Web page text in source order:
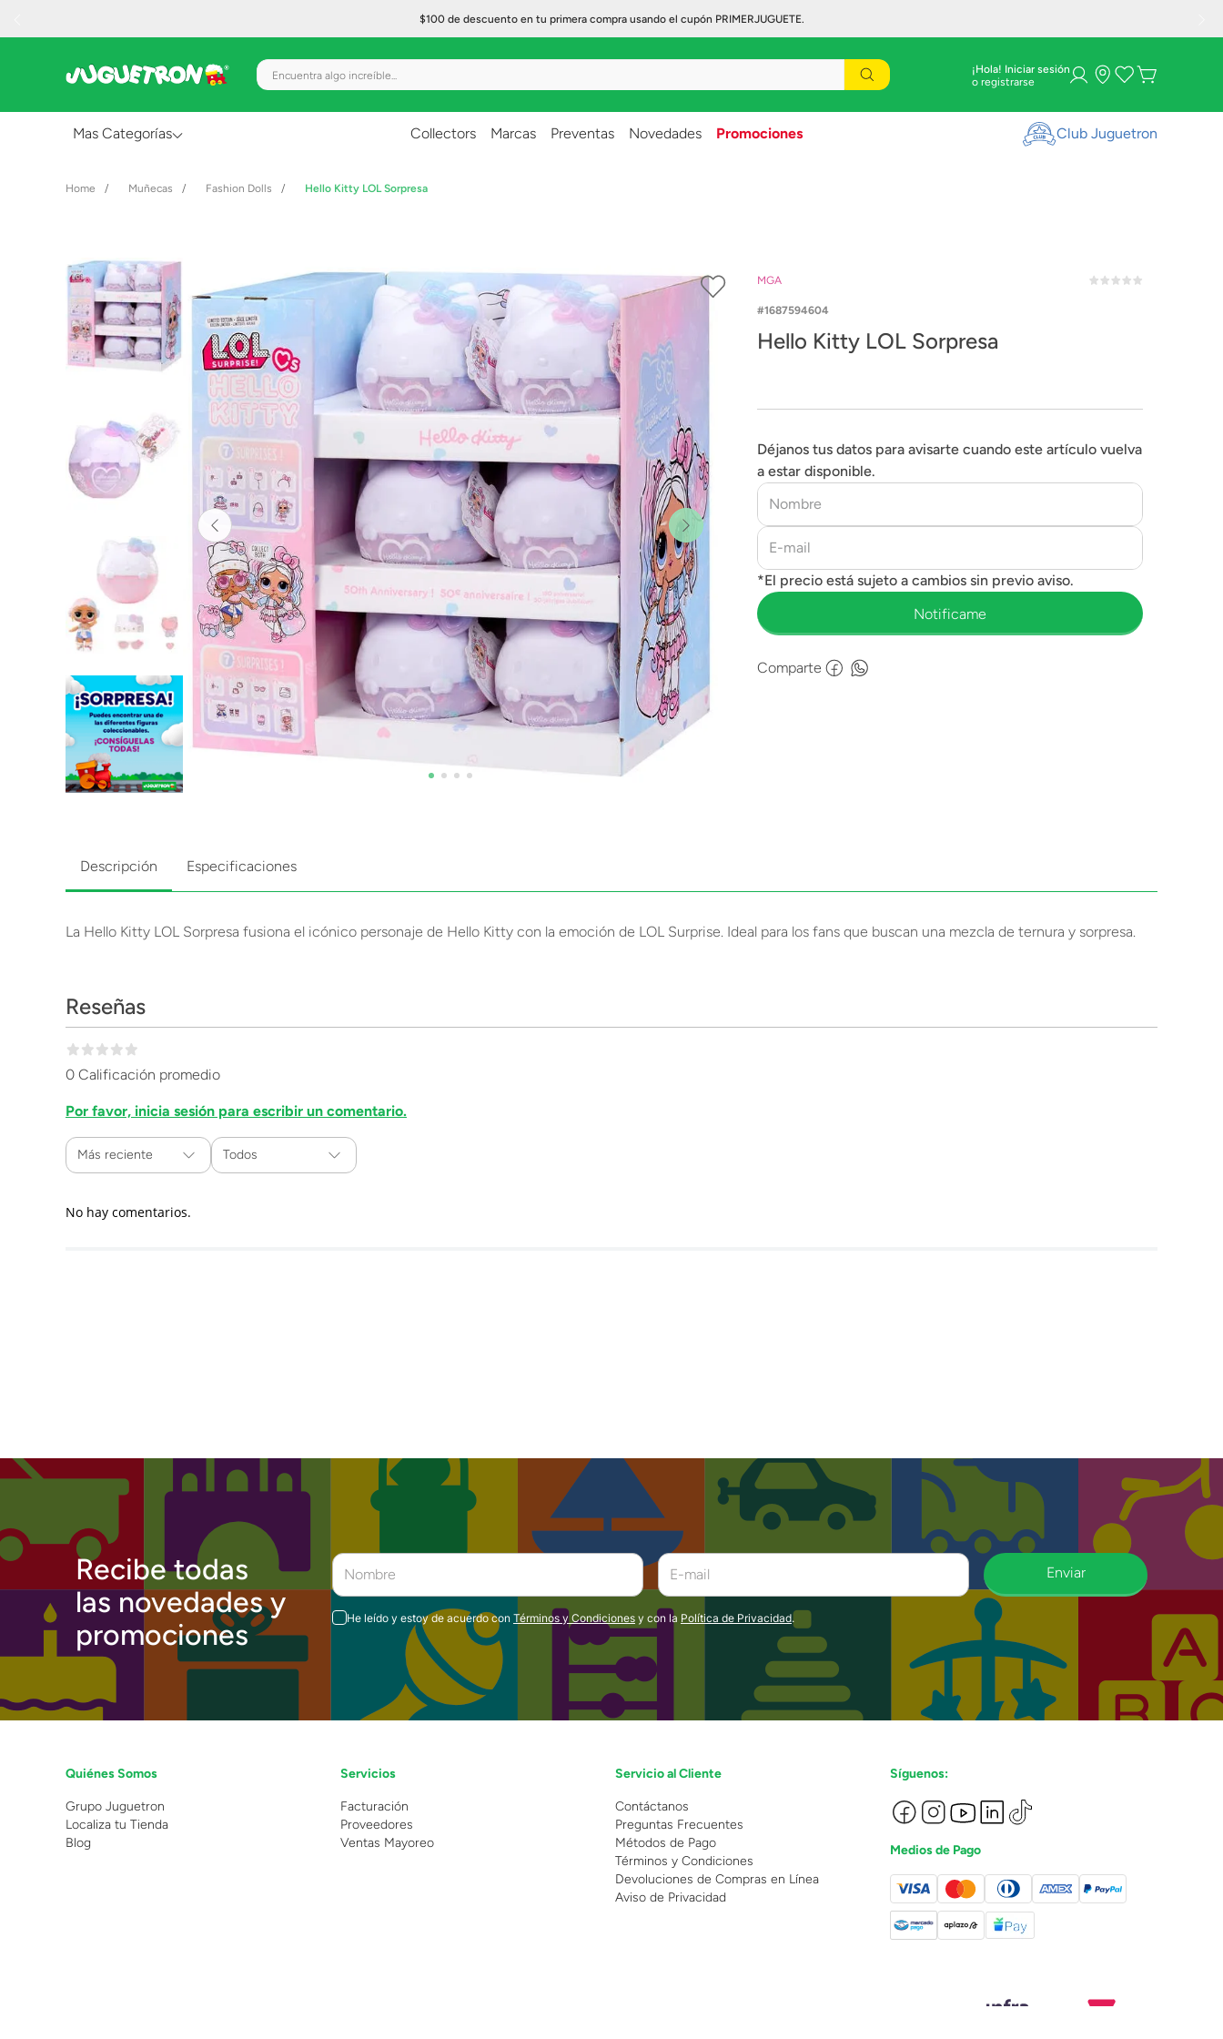
$100 de descuento en tu primera compra usando el cupón PRIMERJUGUETE.
Encuentra algo increíble... ¡Hola! Iniciar sesión
Mas Categorías
Creatividad y Arte
Figuras de Acción
Gadgets y Electrónicos
Lanzadores
Muñecas
Construcción
Peluches
Vehículos y Pistas
Collectors Marcas Preventas Novedades Promociones Club Juguetron
Muñecas Fashion Dolls Hello Kitty LOL Sorpresa
MGA
1687594604
Hello Kitty LOL Sorpresa
Déjanos tus datos para avisarte cuando este artículo vuelva
a estar disponible.
Comparte
Descripción Especificaciones
La Hello Kitty LOL Sorpresa fusiona el icónico personaje de Hello Kitty con la emoción de LOL Surprise. Ideal para los fans que buscan una mezcla de ternura y sorpresa.
Reseñas
0 Calificación promedio
Por favor, inicia sesión para escribir un comentario.
Más reciente Todos
No hay comentarios.
Recibe todas
las novedades y
promociones
Enviar
He leído y estoy de acuerdo con Términos y Condiciones y con la Política de Privacidad.
Quiénes Somos
Grupo Juguetron
Localiza tu Tienda
Blog
Servicios
Facturación
Proveedores
Ventas Mayoreo
Servicio al Cliente
Contáctanos
Preguntas Frecuentes
Métodos de Pago
Términos y Condiciones
Devoluciones de Compras en Línea
Aviso de Privacidad
Síguenos:
Medios de Pago